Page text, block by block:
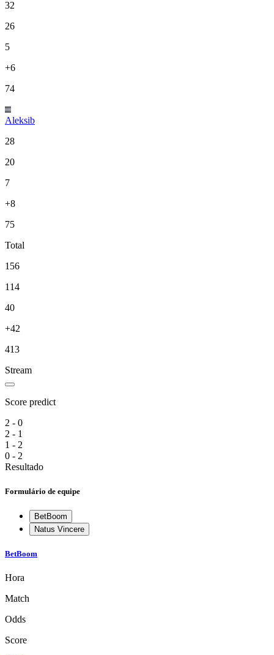
32
26
5
+6
74
Aleksib
28
20
7
+8
75
Total
156
114
40
+42
413
Stream
Score predict
2 - 0
2 - 1
1 - 2
0 - 2
Resultado
Formulário de equipe
BetBoom
Natus Vincere
BetBoom
Hora
Match
Odds
Score